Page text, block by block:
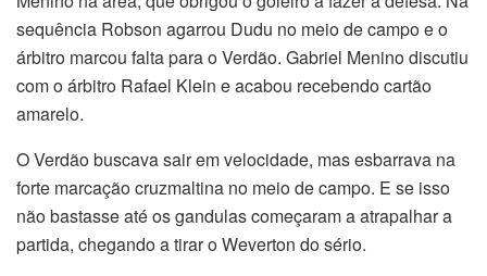
sequência Robson agarrou Dudu no meio de campo e o
árbitro marcou falta para o Verdão. Gabriel Menino discutiu
com o árbitro Rafael Klein e acabou recebendo cartão
amarelo.
O Verdão buscava sair em velocidade, mas esbarrava na
forte marcação cruzmaltina no meio de campo. E se isso
não bastasse até os gandulas começaram a atrapalhar a
partida, chegando a tirar o Weverton do sério.